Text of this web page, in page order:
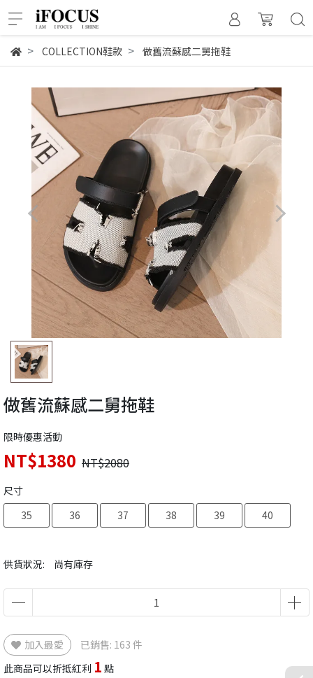
COLLECTION鞋款 做舊流蘇感二舅拖鞋
做舊流蘇感二舅拖鞋
限時優惠活動
NT$1380 NT$2080
供貨狀況: 尚有庫存
尺寸
35
36 37 38 39 40
加入最愛
已銷售: 163 件
此商品可以折抵紅利 1 點